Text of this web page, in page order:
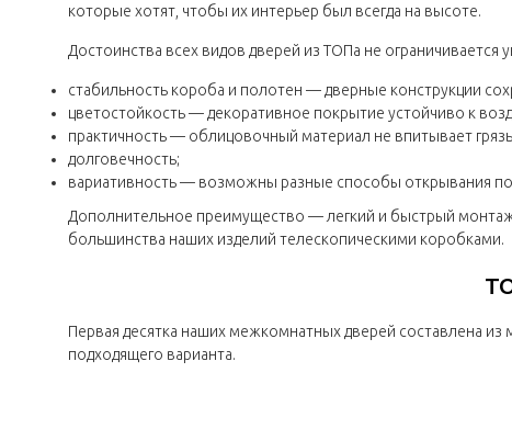
которые хотят, чтобы их интерьер был всегда на высоте.
Достоинства всех видов дверей из ТОПа не
стабильность короба и полотен — дверные конструкции
цветостойкость — декоративное покрытие устойчиво к
практичность — облицовочный материал не впитывает
долговечность;
вариативность — возможны разные способы открывания
Дополнительное преимущество — легкий и быстрый
большинства наших изделий телескопическими коробками.
Первая десятка наших межкомнатных дверей составлена
подходящего варианта.